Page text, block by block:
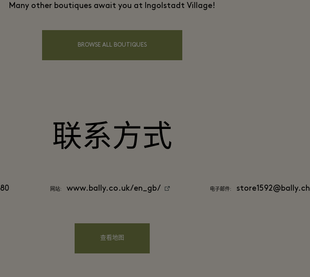
Many other boutiques await you at Ingolstadt Village!
BROWSE ALL BOUTIQUES
联系方式
网站: www.bally.co.uk/en_gb/ 电子邮件: store1592@bally.ch
查看地图